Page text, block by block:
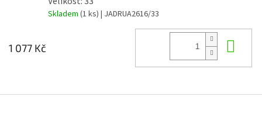
Skladem (1 ks) | JADRUA2616/33
1 077 Kč